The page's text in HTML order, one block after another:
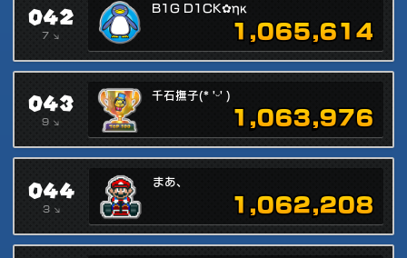
042
7 ↘
B1G D1CK✿ηκ
1,065,614
043
9 ↘
千石撫子(* 'ᵕ' )
1,063,976
044
3 ↘
まあ、
1,062,208